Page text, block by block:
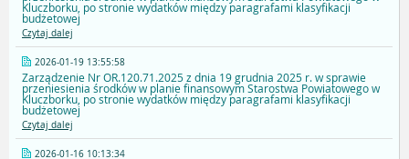
Kluczborku, po stronie wydatków między paragrafami klasyfikacji
budżetowej
Czytaj dalej
2026-01-19 13:55:58
Zarządzenie Nr OR.120.71.2025 z dnia 19 grudnia 2025 r. w sprawie
przeniesienia środków w planie finansowym Starostwa Powiatowego w
Kluczborku, po stronie wydatków między paragrafami klasyfikacji
budżetowej
Czytaj dalej
2026-01-16 10:13:34